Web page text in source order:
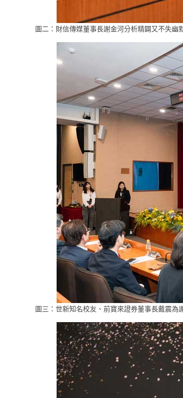
圖二：財信傳媒董事長謝金河分析精闢又不失幽
圖三：世新知名校友、前寶來證券董事長戴震為